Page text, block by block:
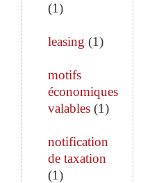
(1)
leasing (1)
motifs
économiques
valables (1)
notification
de taxation
(1)